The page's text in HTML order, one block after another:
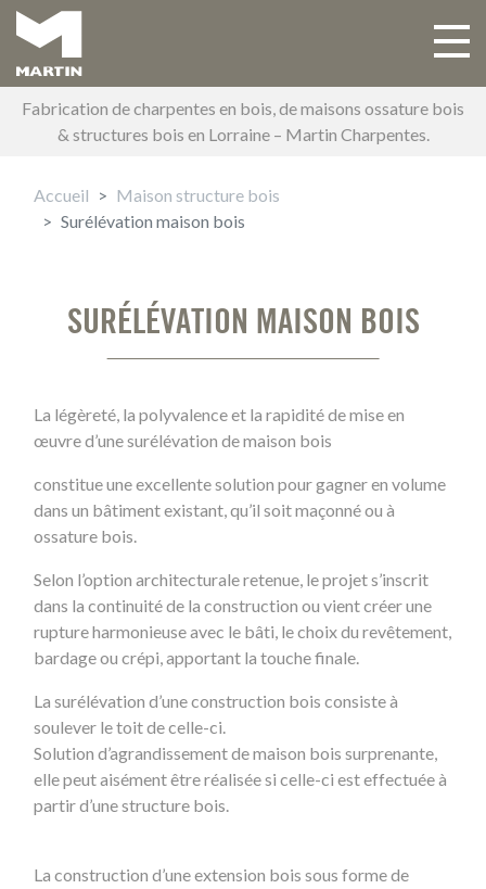
Aller
au
contenu
principal
Main navigation Toggle
Fabrication de charpentes en bois, de maisons ossature bois
& structures bois en Lorraine – Martin Charpentes.
Accueil
Maison structure bois
Surélévation maison bois
SURÉLÉVATION MAISON BOIS
La légèreté, la polyvalence et la rapidité de mise en
œuvre d’une surélévation de maison bois
constitue une excellente solution pour gagner en volume
dans un bâtiment existant, qu’il soit maçonné ou à
ossature bois.
Selon l’option architecturale retenue, le projet s’inscrit
dans la continuité de la construction ou vient créer une
rupture harmonieuse avec le bâti, le choix du revêtement,
bardage ou crépi, apportant la touche finale.
La surélévation d’une construction bois consiste à
soulever le toit de celle-ci.
Solution d’agrandissement de maison bois surprenante,
elle peut aisément être réalisée si celle-ci est effectuée à
partir d’une structure bois.
La construction d’une extension bois sous forme de